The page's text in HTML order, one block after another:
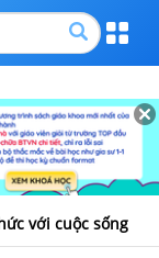
với cuộc sống